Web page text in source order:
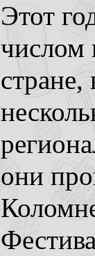
Этот
числом
они